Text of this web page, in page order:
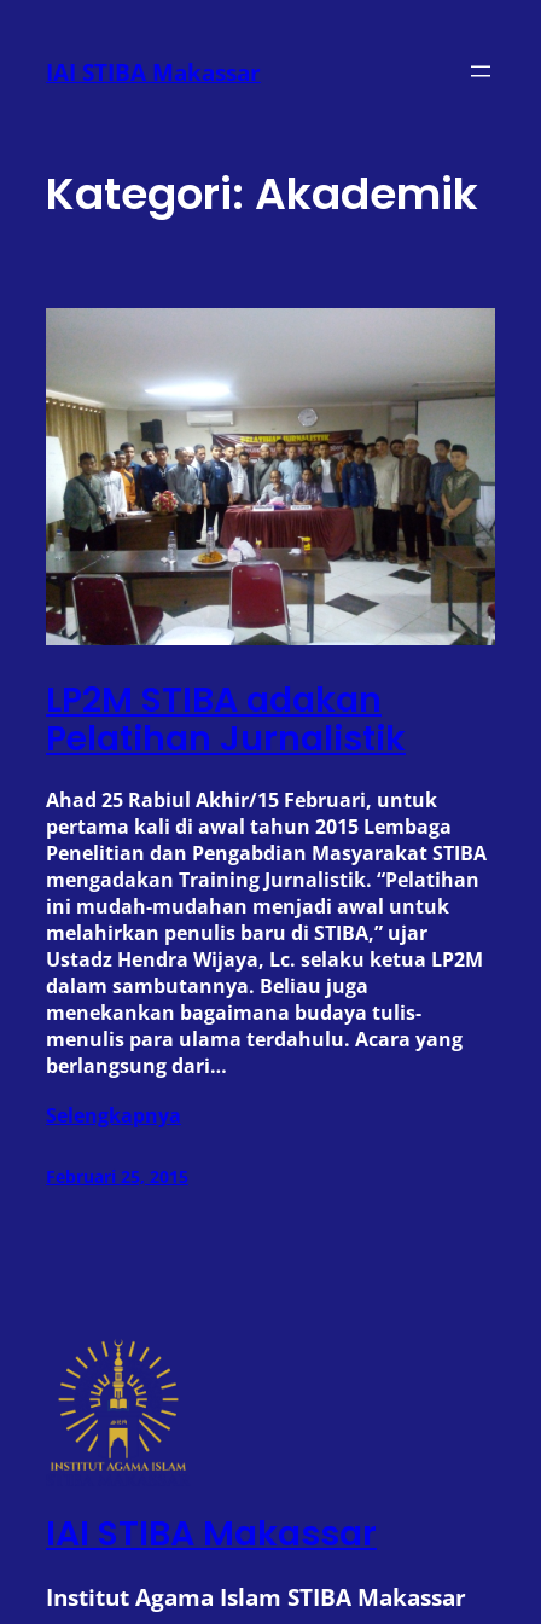
konten
IAI STIBA Makassar
Kategori: Akademik
LP2M STIBA adakan
Pelatihan Jurnalistik
Ahad 25 Rabiul Akhir/15 Februari, untuk
pertama kali di awal tahun 2015 Lembaga
Penelitian dan Pengabdian Masyarakat STIBA
mengadakan Training Jurnalistik. “Pelatihan
ini mudah-mudahan menjadi awal untuk
melahirkan penulis baru di STIBA,” ujar
Ustadz Hendra Wijaya, Lc. selaku ketua LP2M
dalam sambutannya. Beliau juga
menekankan bagaimana budaya tulis-
menulis para ulama terdahulu. Acara yang
berlangsung dari…
Selengkapnya
Februari 25, 2015
IAI STIBA Makassar
Institut Agama Islam STIBA Makassar